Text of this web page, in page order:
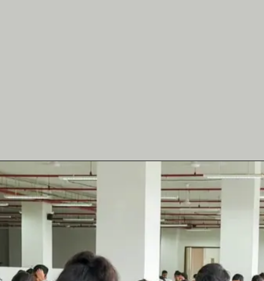
कैलेंडर में NEET MDS और
NEET SS सहित विभिन्न मेडिकल
परीक्षाओं की तिथियां शामिल हैं।
इच्छुक उम्मीदवार विस्तृत कार्यक्रम
के लिए आधिकारिक वेबसाइट-
nbe.edu.in पर जा सकते हैं।